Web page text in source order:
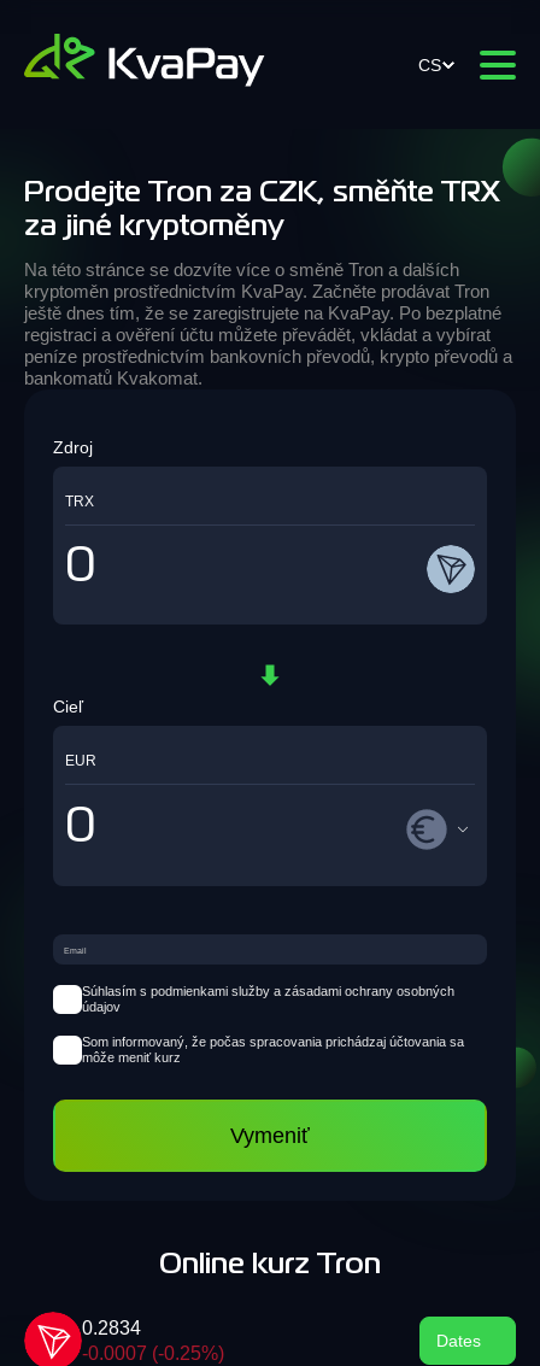
CS
Prodejte Tron za CZK, směňte TRX
za jiné kryptoměny
Na této stránce se dozvíte více o směně Tron a dalších
kryptoměn prostřednictvím KvaPay. Začněte prodávat Tron
ještě dnes tím, že se zaregistrujete na KvaPay. Po bezplatné
registraci a ověření účtu můžete převádět, vkládat a vybírat
peníze prostřednictvím bankovních převodů, krypto převodů a
bankomatů Kvakomat.
Zdroj
TRX
Cieľ
EUR
Súhlasím s podmienkami služby a zásadami ochrany osobných
údajov
Som informovaný, že počas spracovania prichádzaj účtovania sa
môže meniť kurz
Vymeniť
Online kurz Tron
0.2834
-0.0007 (-0.25%)
Dates